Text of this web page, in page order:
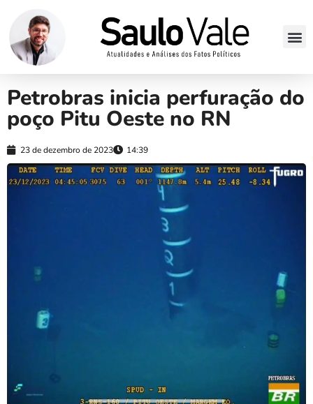
Petrobras inicia perfuração do
poço Pitu Oeste no RN
23 de dezembro de 2023 14:39